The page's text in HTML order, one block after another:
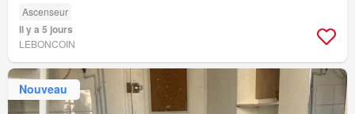
Ascenseur
Il y a 5 jours
LEBONCOIN
Nouveau